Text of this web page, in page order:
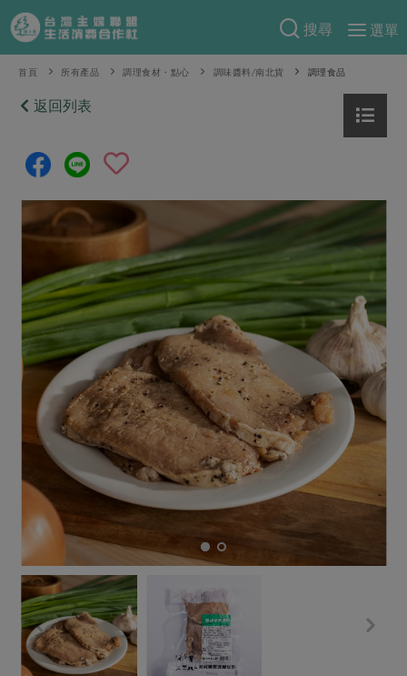
搜尋
選單
產品分類
當季蔬果
芽苗類
辛香料類
奶蛋豆・五穀
蛋 乳製品
豆製品 米麵雜糧
肉品・水產
畜產肉類 水產
水畜加工品
調理食材・點心
調味醬料/南北貨 烘焙
休閒零嘴 沖泡飲品
保健食品
居家好物
食譜料理
食材
麵食
海鮮
常備菜
蔬食
蛋料理
料理方式
烘焙．點心
醬料
湯品．鍋物
漬物
涼拌沙拉
飲品
特別企畫
預購活動
把最好的台灣味帶回家！
防災用品預購圓滿結束
2026年端午節預購圓滿結束
更多預購活動
當季產品
合作25-經典快閃最後一週
合作25-精選產品第四彈
合作25-精選產品第三彈
更多當季產品
議題活動
主婦聯盟X樂齡網特約優惠案
30%rPET紅烏龍茶
綠主張
主婦食堂 一籃菜真心話
社內大小事 合作聯合國
產品故事 生活提案
樂齡生活 親子食育
廚房瑜伽
關注議題
減硝酸鹽
非基改運動 支持本土農糧
廢核運動 能源議題
減添加物 減塑減廢
公益金 食農教育
更多議題
認識合作社
關於我們
合作社組織
員工與求才
產品檢驗
自主把關
檢驗報告
硝酸鹽檢驗
社員權益
合作社法規
重要公告
首頁 所有產品 調理食材・點心 調味醬料/南北貨 調理食品
返回列表